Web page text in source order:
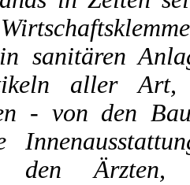
sanitären
aller Art,
- von den
Ärzten,